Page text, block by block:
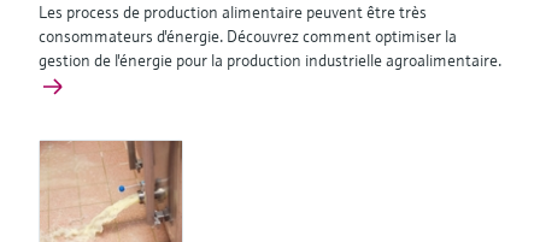
Les process de production alimentaire peuvent être très
consommateurs d'énergie. Découvrez comment optimiser la
gestion de l'énergie pour la production industrielle agroalimentaire.